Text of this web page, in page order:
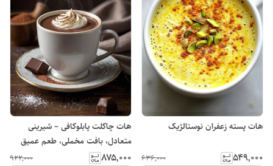
هات پسته زعفران نوستالژیک
۵۴۹٬۰۰۰ ۶۳۶٬۰۰۰
هات چاکلت پابلوکافی – شیرینی
متعادل، بافت مخملی، طعم عمیق
شکلات
۸۷۵٬۰۰۰ ۹۲۲٬۰۰۰